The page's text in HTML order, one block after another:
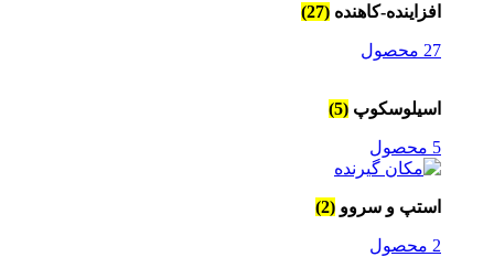
افزاینده-کاهنده (27)
27 محصول
اسیلوسکوپ (5)
5 محصول
استپ و سروو (2)
2 محصول